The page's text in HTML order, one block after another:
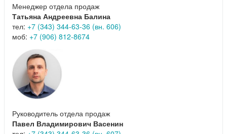
Менеджер отдела продаж
Татьяна Андреевна Балина
тел: +7 (343) 344-63-36 (вн. 606)
моб: +7 (906) 812-8674
Руководитель отдела продаж
Павел Владимирович Васенин